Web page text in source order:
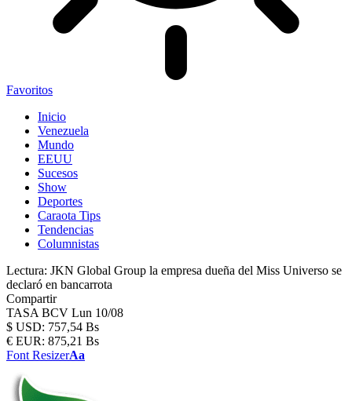
Favoritos
Inicio
Venezuela
Mundo
EEUU
Sucesos
Show
Deportes
Caraota Tips
Tendencias
Columnistas
Lectura: JKN Global Group la empresa dueña del Miss Universo se
declaró en bancarrota
Compartir
TASA BCV Lun 10/08
$ USD: 757,54 Bs
€ EUR: 875,21 Bs
Font ResizerAa